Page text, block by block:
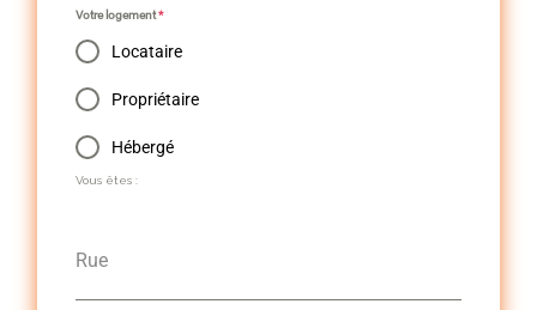
Votre logement*
Locataire
Propriétaire
Hébergé
Vous êtes :
Rue